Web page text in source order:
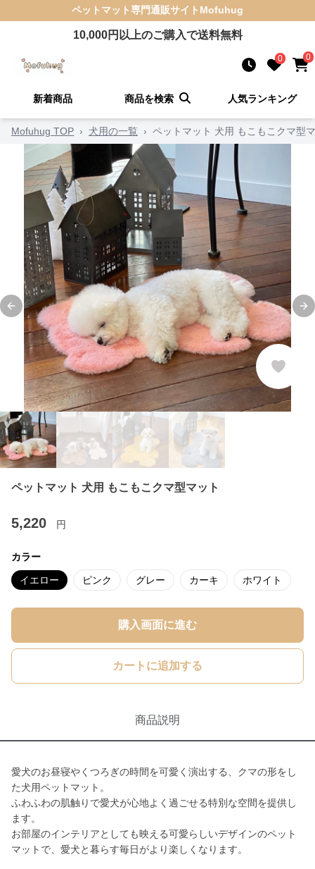
ペットマット専門通販サイト Mofuhug
10,000円以上のご購入で送料無料
0 0
新着商品 商品を検索 人気ランキング
Mofuhug TOP › 犬用の一覧 › ペットマット 犬用 もこもこクマ型
Previous slide
ペットマット 犬用 もこもこクマ型マット
5,220 円
カラー
イエロー ピンク グレー カーキ ホワイト
購入画面に進む
カートに追加する
商品説明
愛犬のお昼寝やくつろぎの時間を可愛く演出する、クマの形をし
た犬用ペットマット。
ふわふわの肌触りで愛犬が心地よく過ごせる特別な空間を提供し
ます。
お部屋のインテリアとしても映える可愛らしいデザインのペット
マットで、愛犬と暮らす毎日がより楽しくなります。